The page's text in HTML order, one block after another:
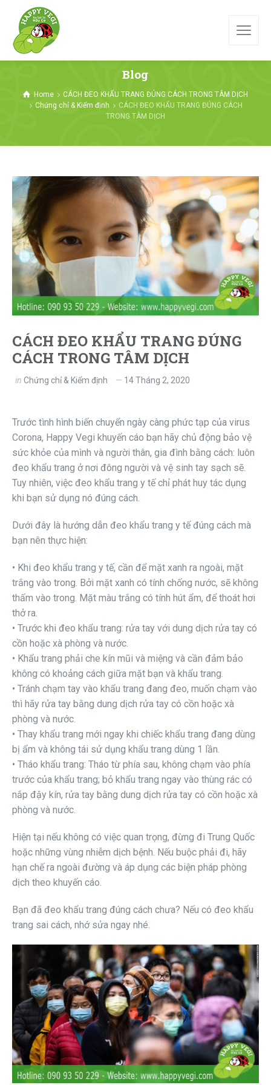
Blog
Home
CÁCH ĐEO KHẨU TRANG ĐÚNG CÁCH TRONG TÂM DỊCH
Chứng chỉ & Kiểm định
CÁCH ĐEO KHẨU TRANG ĐÚNG CÁCH
TRONG TÂM DỊCH
CÁCH ĐEO KHẨU TRANG ĐÚNG
CÁCH TRONG TÂM DỊCH
in Chứng chỉ & Kiểm định 14 Tháng 2, 2020
Trước tình hình biến chuyển ngày càng phức tạp của virus
Corona, Happy Vegi khuyến cáo bạn hãy chủ động bảo vệ
sức khỏe của mình và người thân, gia đình bằng cách: luôn
đeo khẩu trang ở nơi đông người và vệ sinh tay sạch sẽ.
Tuy nhiên, việc đeo khẩu trang y tế chỉ phát huy tác dụng
khi bạn sử dụng nó đúng cách.
Dưới đây là hướng dẫn đeo khẩu trang y tế đúng cách mà
bạn nên thực hiện:
• Khi đeo khẩu trang y tế, cần để mặt xanh ra ngoài, mặt
trắng vào trong. Bởi mặt xanh có tính chống nước, sẽ không
thấm vào trong. Mặt màu trắng có tính hút ẩm, để thoát hơi
thở ra.
• Trước khi đeo khẩu trang: rửa tay với dung dịch rửa tay có
cồn hoặc xà phòng và nước.
• Khẩu trang phải che kín mũi và miệng và cần đảm bảo
không có khoảng cách giữa mặt bạn và khẩu trang.
• Tránh chạm tay vào khẩu trang đang đeo, muốn chạm vào
thì hãy rửa tay bằng dung dịch rửa tay có cồn hoặc xà
phòng và nước.
• Thay khẩu trang mới ngay khi chiếc khẩu trang đang dùng
bị ẩm và không tái sử dụng khẩu trang dùng 1 lần.
• Tháo khẩu trang: Tháo từ phía sau, không chạm vào phía
trước của khẩu trang; bỏ khẩu trang ngay vào thùng rác có
nắp đậy kín, rửa tay bằng dung dịch rửa tay có cồn hoặc xà
phòng và nước.
Hiện tại nếu không có việc quan trọng, đừng đi Trung Quốc
hoặc những vùng nhiễm dịch bệnh. Nếu buộc phải đi, hãy
hạn chế ra ngoài đường và áp dụng các biện pháp phòng
dịch theo khuyến cáo.
Bạn đã đeo khẩu trang đúng cách chưa? Nếu có đeo khẩu
trang sai cách, nhớ sửa ngay nhé.